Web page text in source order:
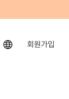
회원가입